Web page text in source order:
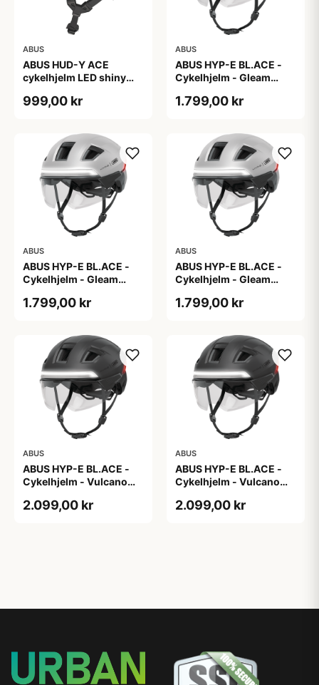
ABUS
ABUS HUD-Y ACE
cykelhjelm LED shiny
999,00 kr
ABUS
ABUS HYP-E BL.ACE -
Cykelhjelm - Gleam
1.799,00 kr
ABUS
ABUS HYP-E BL.ACE -
Cykelhjelm - Gleam
1.799,00 kr
ABUS
ABUS HYP-E BL.ACE -
Cykelhjelm - Gleam
1.799,00 kr
ABUS
ABUS HYP-E BL.ACE -
Cykelhjelm - Vulcano
2.099,00 kr
ABUS
ABUS HYP-E BL.ACE -
Cykelhjelm - Vulcano
2.099,00 kr